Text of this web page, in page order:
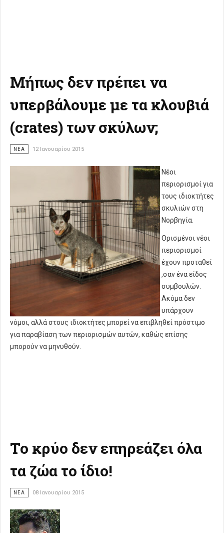
Μήπως δεν πρέπει να
υπερβάλουμε με τα κλουβιά
(crates) των σκύλων;
ΝΈΑ 12 Ιανουαρίου 2015
Νέοι
περιορισμοί για
τους ιδιοκτήτες
σκυλιών στη
Νορβηγία.
Ορισμένοι νέοι
περιορισμοί
έχουν προταθεί
,σαν ένα είδος
συμβουλών.
Ακόμα δεν
υπάρχουν
νόμοι, αλλά στους ιδιοκτήτες μπορεί να επιβληθεί πρόστιμο
για παραβίαση των περιορισμών αυτών, καθώς επίσης
μπορούν να μηνυθούν.
Το κρύο δεν επηρεάζει όλα
τα ζώα το ίδιο!
ΝΈΑ 08 Ιανουαρίου 2015